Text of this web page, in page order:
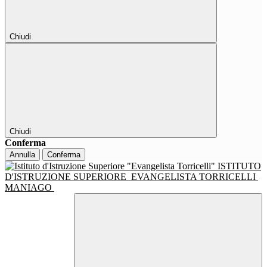
Chiudi
Chiudi
Conferma
Annulla Conferma
ISTITUTO
D'ISTRUZIONE SUPERIORE EVANGELISTA TORRICELLI
MANIAGO